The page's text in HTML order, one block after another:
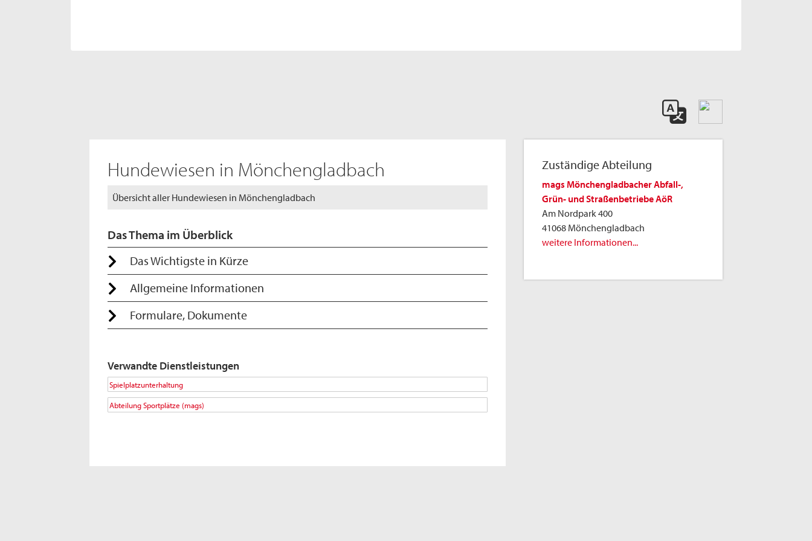
Hundewiesen in Mönchengladbach
Übersicht aller Hundewiesen in Mönchengladbach
Das Thema im Überblick
Das Wichtigste in Kürze
Allgemeine Informationen
Formulare, Dokumente
Verwandte Dienstleistungen
Spielplatzunterhaltung
Abteilung Sportplätze (mags)
Zuständige Abteilung
mags Mönchengladbacher Abfall-,
Grün- und Straßenbetriebe AöR
Am Nordpark 400
41068 Mönchengladbach
weitere Informationen...